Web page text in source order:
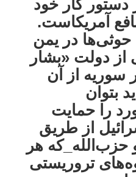
کار خود
آمریکاست.
حوثی‌ها در یمن
از دولت «بشار
سوریه از آن
بتوان
را حمایت
از طریق
هر
تروریستی